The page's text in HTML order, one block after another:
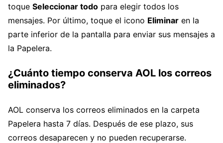
toque Seleccionar todo para elegir todos los
mensajes. Por último, toque el icono Eliminar en la
parte inferior de la pantalla para enviar sus mensajes a
la Papelera.
¿Cuánto tiempo conserva AOL los correos
eliminados?
AOL conserva los correos eliminados en la carpeta
Papelera hasta 7 días. Después de ese plazo, sus
correos desaparecen y no pueden recuperarse.